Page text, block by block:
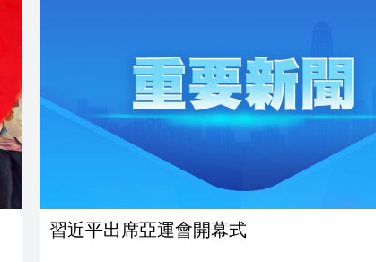
習近平出席亞運會開幕式